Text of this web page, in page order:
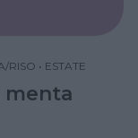
RISO • ESTATE
menta